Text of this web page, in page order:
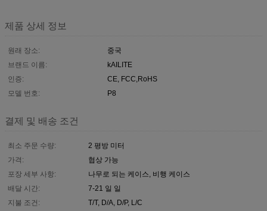
제품 상세 정보
원래 장소:
중국
브랜드 이름:
kAILITE
인증:
CE, FCC,RoHS
모델 번호:
P8
결제 및 배송 조건
최소 주문 수량:
2 평방 미터
가격:
협상 가능
포장 세부 사항:
나무로 되는 케이스, 비행 케이스
배달 시간:
7-21 일 일
지불 조건:
T/T, D/A, D/P, L/C